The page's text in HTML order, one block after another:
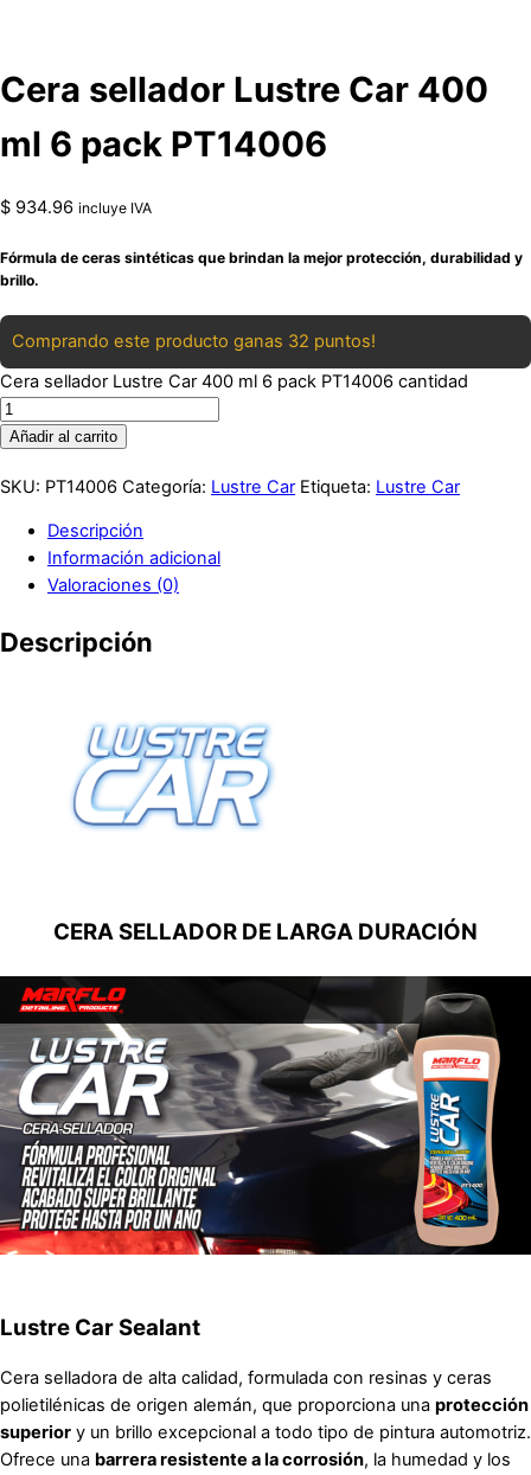
Cera sellador Lustre Car 400
ml 6 pack PT14006
$ 934.96 incluye IVA
Fórmula de ceras sintéticas que brindan la mejor protección, durabilidad y
brillo.
Comprando este producto ganas 32 puntos!
Cera sellador Lustre Car 400 ml 6 pack PT14006 cantidad
Añadir al carrito
SKU: PT14006 Categoría: Lustre Car Etiqueta: Lustre Car
Descripción
Información adicional
Valoraciones (0)
Descripción
CERA SELLADOR DE LARGA DURACIÓN
Lustre Car Sealant
Cera selladora de alta calidad, formulada con resinas y ceras
polietilénicas de origen alemán, que proporciona una protección
superior y un brillo excepcional a todo tipo de pintura automotriz.
Ofrece una barrera resistente a la corrosión, la humedad y los